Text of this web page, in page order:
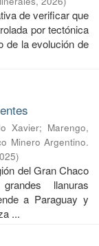
de verificar que
por tectónica
de la evolución de
Xavier; Marengo,
Minero Argentino.
)
del Gran Chaco
llanuras
a Paraguay y
...